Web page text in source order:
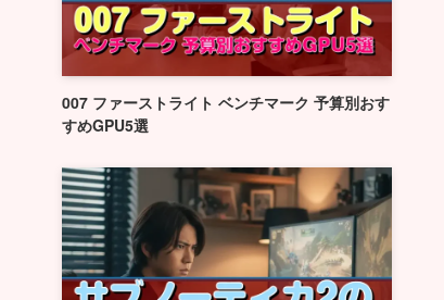
007 ファーストライト ベンチマーク 予算別おす
すめGPU5選